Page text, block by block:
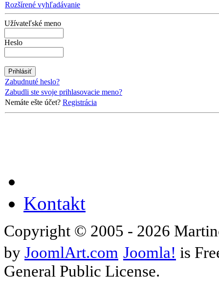
Rozšírené vyhľadávanie
Užívateľské meno
Heslo
Zabudnuté heslo?
Zabudli ste svoje prihlasovacie meno?
Nemáte ešte účet? Registrácia
Kontakt
Copyright © 2005 - 2026
by JoomlArt.com Joomla! is
General Public License.